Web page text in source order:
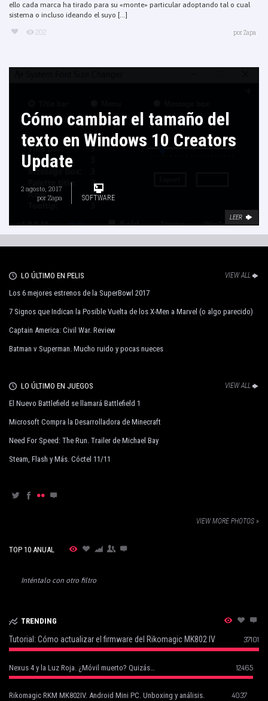
ello cada marca ha tirado para su «monte» particular adoptando tal o cual
sistema o incluso ideando el suyo [...]
202 porZapa
Cómo cambiar el tamaño del
texto en Windows 10 Creators
Update
2 agosto, 2017
por Zapa SOFTWARE
LEER
LO ÚLTIMO EN PELIS VIEW ALL
Los 6 mejores estrenos de la SuperBowl 2017
7 Signos que Indican la Posible Vuelta de los X-Men a Marvel (o algo parecido)
Captain America: Civil War. Review
Batman v Superman. Mucho ruido y pocas nueces
LO ÚLTIMO EN JUEGOS VIEW ALL
El Nuevo Battlefield se llamará Battlefield 1
Microsoft Compra la Desarrolladora de Minecraft
Need For Speed: The Run. Trailer de Michael Bay
Steam, Flash y Más. Cóctel 11/11
VIEW MORE PHOTOS »
TOP 10 ANUAL
Inténtalo con otro filtro
TRENDING
Tutorial: Cómo actualizar el firmware del Rikomagic MK802 IV 37101
Nexus 4 y la Luz Roja. ¿Móvil muerto? Quizás… 12465
Rikomagic RKM MK802IV. Android Mini PC. Unboxing y análisis. 4037